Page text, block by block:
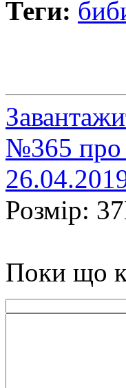
Теги:
№365 про
Розмір:
Поки що